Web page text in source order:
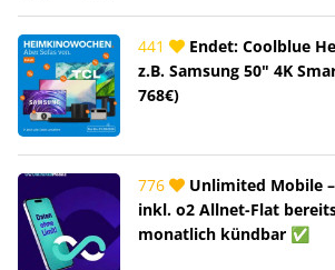
441
Endet: Coolblue
z.B. Samsung 50" 4K
768€)
776
Unlimited Mobile
inkl. o2 Allnet-Flat
monatlich kündbar ✅